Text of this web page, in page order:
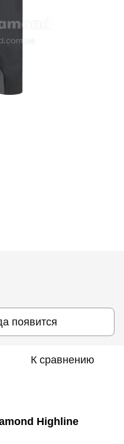
появится
К сравнению
Highline